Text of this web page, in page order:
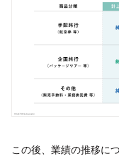
この後、業績の推移に